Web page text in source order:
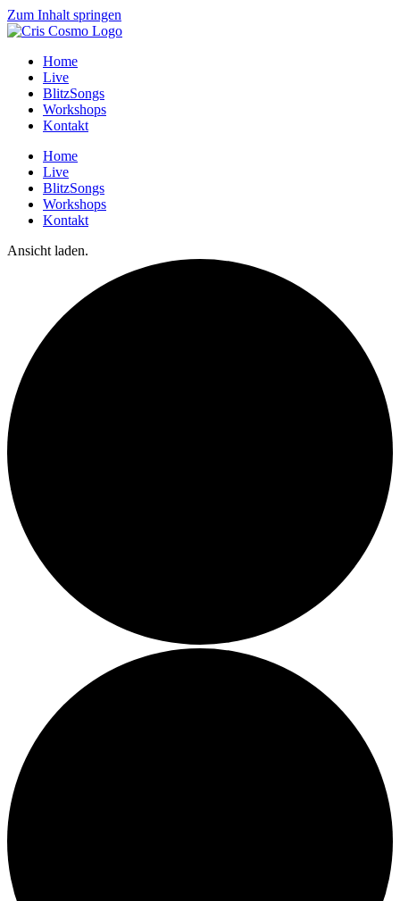
Zum Inhalt springen
Home
Live
BlitzSongs
Workshops
Kontakt
Home
Live
BlitzSongs
Workshops
Kontakt
Ansicht laden.